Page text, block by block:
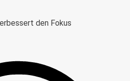
den Fokus